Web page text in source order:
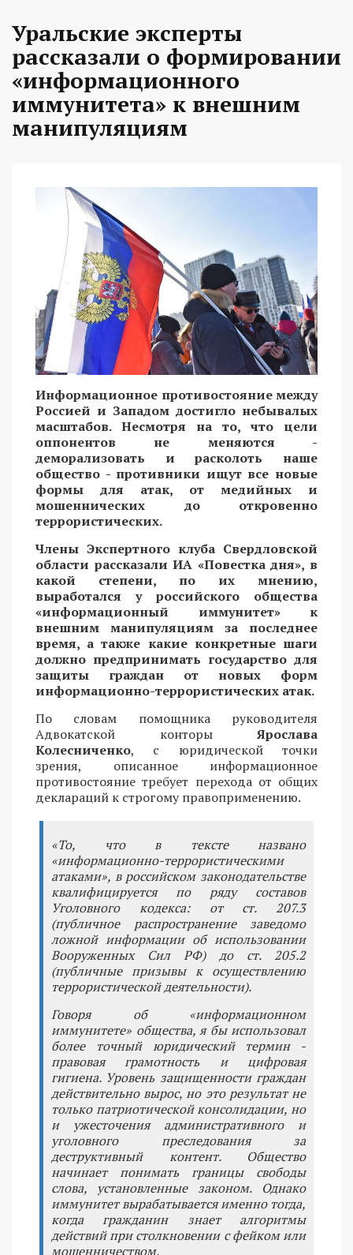
Уральские эксперты
рассказали о формировании
«информационного
иммунитета» к внешним
манипуляциям
Информационное противостояние между
Россией и Западом достигло небывалых
масштабов. Несмотря на то, что цели
оппонентов не меняются -
деморализовать и расколоть наше
общество - противники ищут все новые
формы для атак, от медийных и
мошеннических до откровенно
террористических.
Члены Экспертного клуба Свердловской
области рассказали ИА «Повестка дня», в
какой степени, по их мнению,
выработался у российского общества
«информационный иммунитет» к
внешним манипуляциям за последнее
время, а также какие конкретные шаги
должно предпринимать государство для
защиты граждан от новых форм
информационно-террористических атак.
По словам помощника руководителя
Адвокатской конторыЯрослава
Колесниченко, с юридической точки
зрения, описанное информационное
противостояние требует перехода от общих
деклараций к строгому правоприменению.
«То, что в тексте названо
«информационно-террористическими
атаками», в российском законодательстве
квалифицируется по ряду составов
Уголовного кодекса: от ст. 207.3
(публичное распространение заведомо
ложной информации об использовании
Вооруженных Сил РФ) до ст. 205.2
(публичные призывы к осуществлению
террористической деятельности).
Говоря об «информационном
иммунитете» общества, я бы использовал
более точный юридический термин -
правовая грамотность и цифровая
гигиена. Уровень защищенности граждан
действительно вырос, но это результат не
только патриотической консолидации, но
и ужесточения административного и
уголовного преследования за
деструктивный контент. Общество
начинает понимать границы свободы
слова, установленные законом. Однако
иммунитет вырабатывается именно тогда,
когда гражданин знает алгоритмы
действий при столкновении с фейком или
мошенничеством.